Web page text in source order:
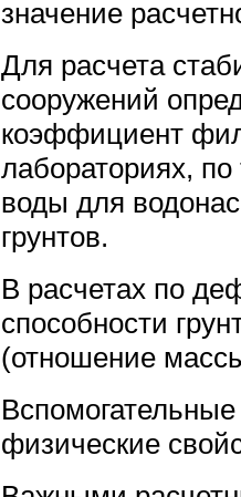
значение
Для расчета
сооружений
коэффициент
лабораториях,
воды для
грунтов.
В расчетах по
способности
(отношение
физические